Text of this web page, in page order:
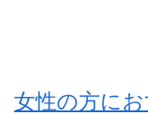
女性の方に